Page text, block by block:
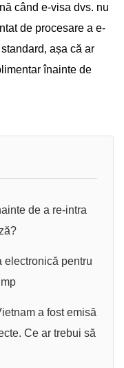
când e-visa dvs. nu
de procesare a e-
așa că ar
înainte de
de a re-intra
electronică pentru
a fost emisă
Ce ar trebui să